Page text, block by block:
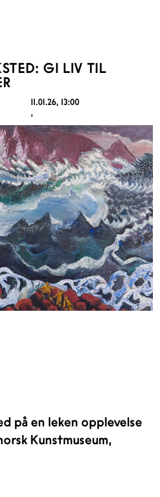
GI LIV TIL
11.01.26, 13:00
,
på en leken opplevelse
Kunstmuseum,